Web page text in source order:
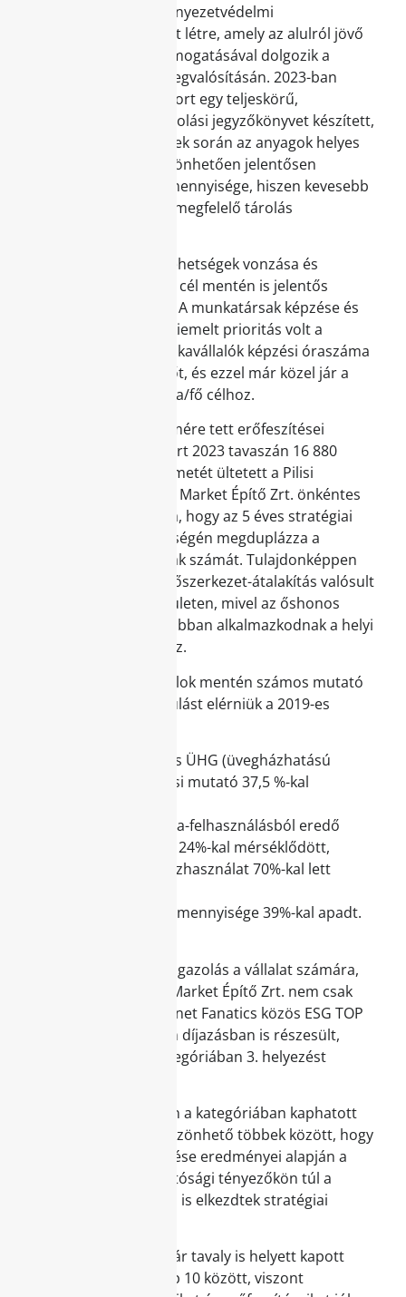
A Market Csoport környezetvédelmi
akciócsoportot hozott létre, amely az alulról jövő
kezdeményezések támogatásával dolgozik a
fenntartható célok megvalósításán. 2023-ban
például a munkacsoport egy teljeskörű,
úgynevezett anyagtárolási jegyzőkönyvet készített,
amely segíti a projektek során az anyagok helyes
tárolását. Ennek köszönhetően jelentősen
csökkent a hulladék mennyisége, hiszen kevesebb
anyag ment tönkre a megfelelő tárolás
A Market Csoport a tehetségek vonzása és
megtartása stratégiai cél mentén is jelentős
előrelépést mutatott. A munkatársak képzése és
fejlesztése mindig is kiemelt prioritás volt a
cégcsoportnál: a munkavállalók képzési óraszáma
már elérte a 30 óra/főt, és ezzel már közel jár a
2025-re kitűzött 32 óra/fő célhoz.
A biodiverzitás védelmére tett erőfeszítései
részeként a cégcsoport 2023 tavaszán 16 880
darab őshonos facsemetét ültetett a Pilisi
Parkerdő területén. A Market Építő Zrt. önkéntes
kötelezettségvállalása, hogy az 5 éves stratégiai
időszakban saját költségén megduplázza a
projektekre ültetett fák számát. Tulajdonképpen
egy klímavédelmi erdőszerkezet-átalakítás valósult
meg 2,1 hektáros területen, mivel az őshonos
lombhullató fafajok jobban alkalmazkodnak a helyi
éghajlati viszonyokhoz.
A fenntarthatósági célok mentén számos mutató
esetében sikerült javulást elérniük a 2019-es
a bevételarányos ÜHG (üvegházhatású
gázok) intenzitási mutató 37,5 %-kal
a villamosenergia-felhasználásból eredő
ÜHG-kibocsátás 24%-kal mérséklődött,
a kommunális vízhasználat 70%-kal lett
az összhulladék mennyisége 39%-kal apadt.
Komoly pozitív visszaigazolás a vállalat számára,
hogy az idei évben a Market Építő Zrt. nem csak
felkerült a HVG és Planet Fanatics közös ESG TOP
40-es listájára, hanem díjazásban is részesült,
hiszen környezeti kategóriában 3. helyezést
Az, hogy éppen ebben a kategóriában kaphatott
elismerést, annak köszönhető többek között, hogy
a 2020-as ESG-felmérése eredményei alapján a
társadalmi és átláthatósági tényezőkön túl a
környezeti hatásokkal is elkezdtek stratégiai
A Market Építő Zrt. már tavaly is helyett kapott
ezen a listán a legjobb 10 között, viszont